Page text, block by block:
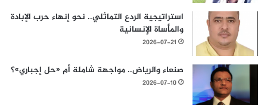
استراتيجية الردع التماثلي.. نحو إنهاء حرب الإبادة
والمأساة الإنسانية
2026-07-21
صنعاء والرياض.. مواجهة شاملة أم «حل إجباري»؟
2026-07-10